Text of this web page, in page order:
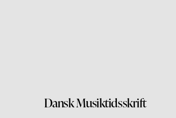
Dansk Musiktidsskrift